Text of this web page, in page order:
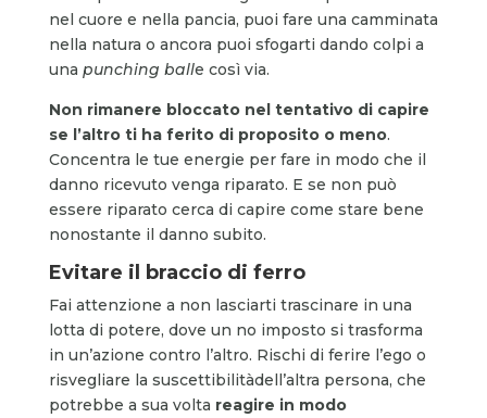
nel cuore e nella pancia, puoi fare una camminata
nella natura o ancora puoi sfogarti dando colpi a
una punching balle così via.
Non rimanere bloccato nel tentativo di capire
se l’altro ti ha ferito di proposito o meno.
Concentra le tue energie per fare in modo che il
danno ricevuto venga riparato. E se non può
essere riparato cerca di capire come stare bene
nonostante il danno subito.
Evitare il braccio di ferro
Fai attenzione a non lasciarti trascinare in una
lotta di potere, dove un no imposto si trasforma
in un’azione contro l’altro. Rischi di ferire l’ego o
risvegliare la suscettibilitàdell’altra persona, che
potrebbe a sua volta reagire in modo